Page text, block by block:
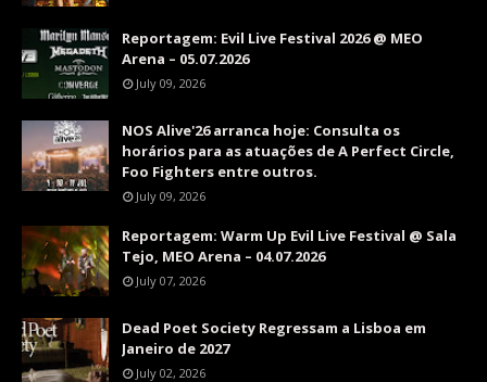
Reportagem: Evil Live Festival 2026 @ MEO
Arena – 05.07.2026
July 09, 2026
NOS Alive'26 arranca hoje: Consulta os
horários para as atuações de A Perfect Circle,
Foo Fighters entre outros.
July 09, 2026
Reportagem: Warm Up Evil Live Festival @ Sala
Tejo, MEO Arena – 04.07.2026
July 07, 2026
Dead Poet Society Regressam a Lisboa em
Janeiro de 2027
July 02, 2026